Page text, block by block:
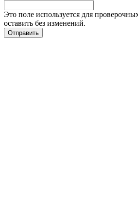
Это поле используется для
оставить без изменений.